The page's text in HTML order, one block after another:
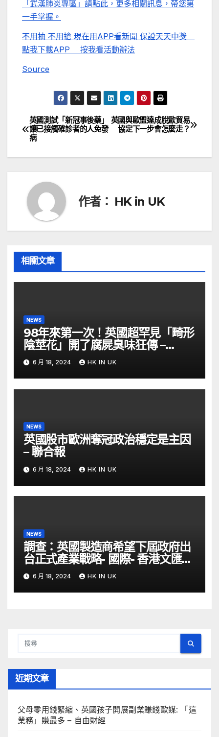
「武漢肺炎專區」請點此，更多相關訊息，帶您第
一手掌握。
不用抽 不用搶 現在用APP看新聞 保證天天中獎
點我下載APP 按我看活動辦法
Source
文
章
覽
英國與歐盟達成脫歐貿易
協定下一步會怎麼走？
英國測試「新冠事後藥」
讓已接觸確診者的人免發
病
作者： HK in UK
相關文章
NEWS
98年來第一次！英國超罕見「畸形
陰莖花」開了腐屍臭味狂傳 –
ETtoday
6 月 18, 2024 HK IN UK
NEWS
英國股市歐洲奪冠政治穩定是主因
– 聯合報
6 月 18, 2024 HK IN UK
NEWS
調查：英國製造商希望下屆政府出
台正式產業戰略- 國際- 香港文匯網
– 文匯報
6 月 18, 2024 HK IN UK
近期文章
父母零用錢緊縮、英國孩子開展副業賺錢歐媒: 「這
業務」賺最多 – 自由財經